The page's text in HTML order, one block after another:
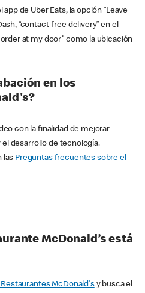
de Uber Eats, la opción “Leave
“contact-free delivery” en el
at my door” como la ubicación
en los
con la finalidad de mejorar
desarrollo de tecnología.
las Preguntas frecuentes sobre el
McDonald’s está
McDonald'sy busca el